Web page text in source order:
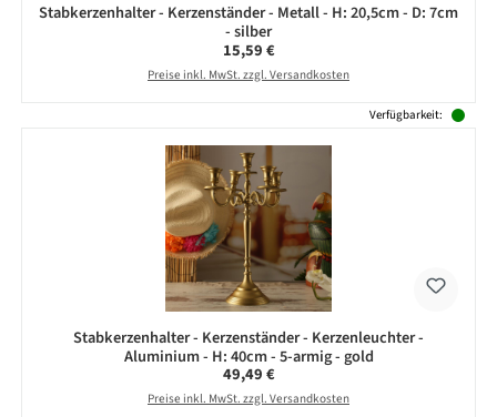
Stabkerzenhalter - Kerzenständer - Metall - H: 20,5cm - D: 7cm
- silber
Regulärer Preis:
15,59 €
Preise inkl. MwSt. zzgl. Versandkosten
Verfügbarkeit:
Stabkerzenhalter - Kerzenständer - Kerzenleuchter -
Aluminium - H: 40cm - 5-armig - gold
Regulärer Preis:
49,49 €
Preise inkl. MwSt. zzgl. Versandkosten